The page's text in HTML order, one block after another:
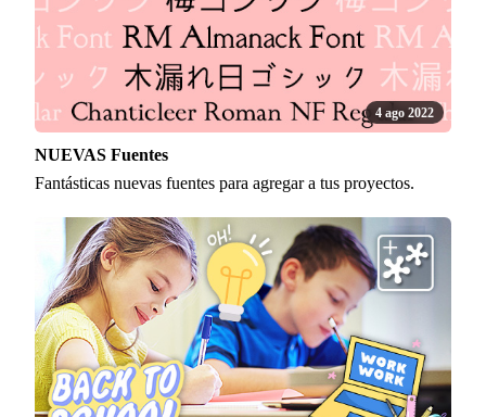
4 ago 2022
NUEVAS Fuentes
Fantásticas nuevas fuentes para agregar a tus proyectos.